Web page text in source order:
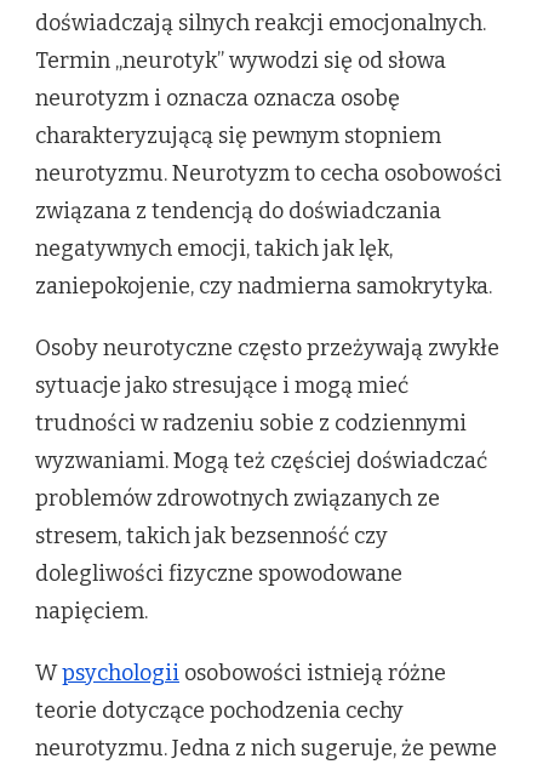
doświadczają silnych reakcji emocjonalnych.
Termin „neurotyk” wywodzi się od słowa
neurotyzm i oznacza oznacza osobę
charakteryzującą się pewnym stopniem
neurotyzmu. Neurotyzm to cecha osobowości
związana z tendencją do doświadczania
negatywnych emocji, takich jak lęk,
zaniepokojenie, czy nadmierna samokrytyka.
Osoby neurotyczne często przeżywają zwykłe
sytuacje jako stresujące i mogą mieć
trudności w radzeniu sobie z codziennymi
wyzwaniami. Mogą też częściej doświadczać
problemów zdrowotnych związanych ze
stresem, takich jak bezsenność czy
dolegliwości fizyczne spowodowane
napięciem.
Wpsychologii osobowości istnieją różne
teorie dotyczące pochodzenia cechy
neurotyzmu. Jedna z nich sugeruje, że pewne